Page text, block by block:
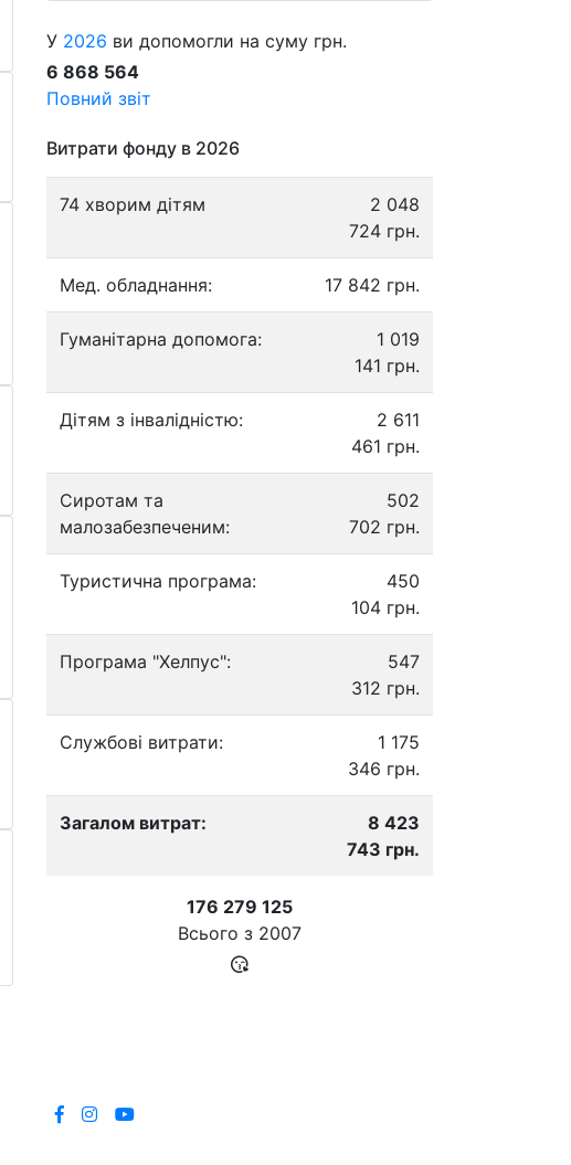
У 2026 ви допомогли на суму грн.
6 868 564
Повний звіт
Витрати фонду в 2026
74 хворим дітям
2 048
724 грн.
Мед. обладнання: 17 842 грн.
Гуманітарна допомога:
1 019
141 грн.
Дітям з інвалідністю:
2 611
461 грн.
Сиротам та
малозабезпеченим:
502
702 грн.
Туристична програма:
450
104 грн.
Програма "Хелпус":
547
312 грн.
Службові витрати:
1 175
346 грн.
Загалом витрат:
8 423
743 грн.
176 279 125
Всього з 2007